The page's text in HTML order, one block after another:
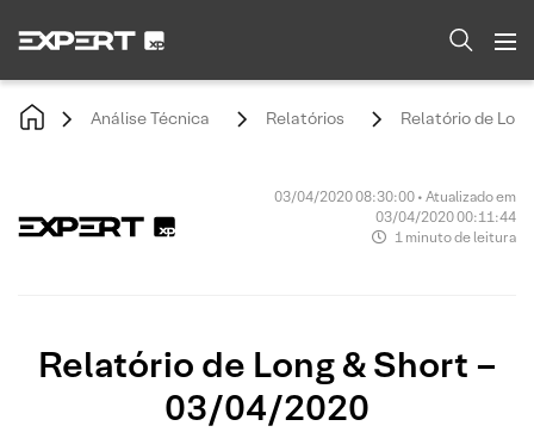
Análise Técnica Relatórios Relatório de
03/04/2020 08:30:00 • Atualizado em
03/04/2020 00:11:44
1 minuto de leitura
Relatório de Long & Short –
03/04/2020